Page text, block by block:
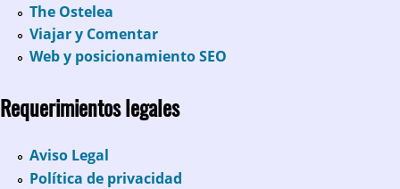
The Ostelea
Viajar y Comentar
Web y posicionamiento SEO
Requerimientos legales
Aviso Legal
Política de privacidad